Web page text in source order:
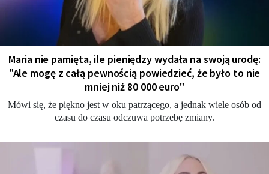
Maria nie pamięta, ile pieniędzy wydała na swoją urodę:
"Ale mogę z całą pewnością powiedzieć, że było to nie
mniej niż 80 000 euro"
Mówi się, że piękno jest w oku patrzącego, a jednak wiele osób od
czasu do czasu odczuwa potrzebę zmiany.